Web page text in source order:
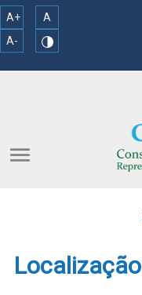
A+
A
A-
menu
Localização